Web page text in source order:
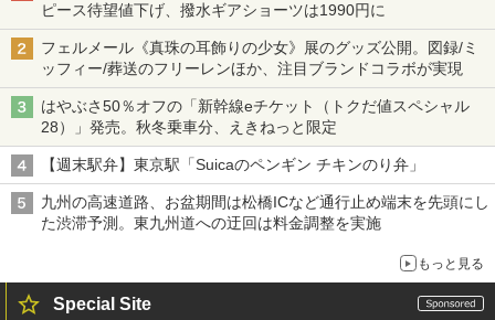
ピース待望値下げ、撥水ギアショーツは1990円に
フェルメール《真珠の耳飾りの少女》展のグッズ公開。図録/ミ
ッフィー/葬送のフリーレンほか、注目ブランドコラボが実現
はやぶさ50％オフの「新幹線eチケット（トクだ値スペシャル
28）」発売。秋冬乗車分、えきねっと限定
【週末駅弁】東京駅「Suicaのペンギン チキンのり弁」
九州の高速道路、お盆期間は松橋ICなど通行止め端末を先頭にし
た渋滞予測。東九州道への迂回は料金調整を実施
もっと見る
Special Site